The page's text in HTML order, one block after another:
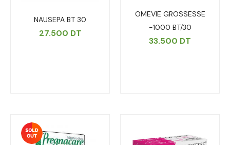
NAUSEPA BT 30
27.500 DT
OMEVIE GROSSESSE
-1000 BT/30
33.500 DT